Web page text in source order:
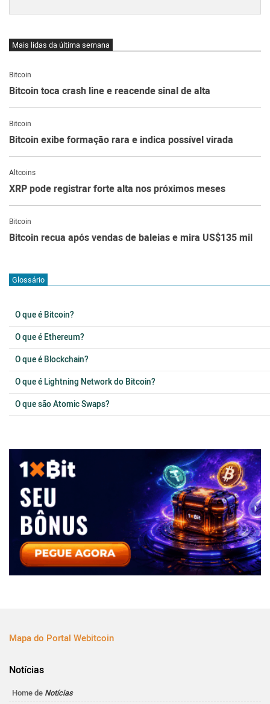
Mais lidas da última semana
Bitcoin
Bitcoin toca crash line e reacende sinal de alta
Bitcoin
Bitcoin exibe formação rara e indica possível virada
Altcoins
XRP pode registrar forte alta nos próximos meses
Bitcoin
Bitcoin recua após vendas de baleias e mira US$135 mil
Glossário
O que é Bitcoin?
O que é Ethereum?
O que é Blockchain?
O que é Lightning Network do Bitcoin?
O que são Atomic Swaps?
Mapa do Portal Webitcoin
Notícias
Home de Notícias